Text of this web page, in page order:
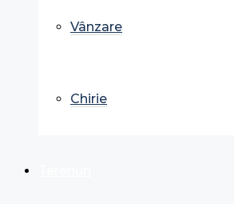
Vânzare
Chirie